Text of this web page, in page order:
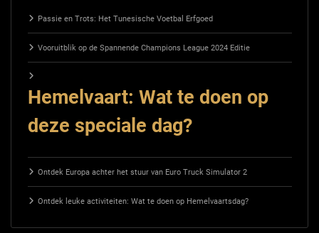
Passie en Trots: Het Tunesische Voetbal Erfgoed
Vooruitblik op de Spannende Champions League 2024 Editie
Hemelvaart: Wat te doen op
deze speciale dag?
Ontdek Europa achter het stuur van Euro Truck Simulator 2
Ontdek leuke activiteiten: Wat te doen op Hemelvaartsdag?